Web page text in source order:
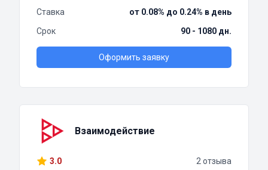
Ставка
от 0.08% до 0.24% в день
Срок
90 - 1080 дн.
Оформить заявку
Взаимодействие
3.0 2 отзыва